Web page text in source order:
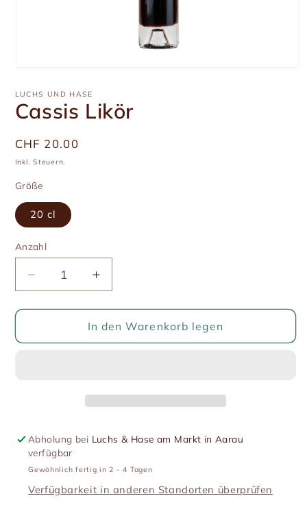
in
Modal
öffnen
LUCHS UND HASE
Cassis Likör
Üblicher
Preis
CHF 20.00
Inkl. Steuern.
Größe
20 cl
Anzahl
Anzahl
Verringere
die
Menge
Cassis
Erhöhe
die
Menge
für
Cassis
In den Warenkorb legen
Abholung bei Luchs & Hase am Markt in Aarau
verfügbar
Gewöhnlich fertig in 2 - 4 Tagen
Verfügbarkeit in anderen Standorten überprüfen